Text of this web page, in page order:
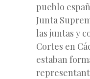
pueblo
Junta
las juntas y
Cortes en
estaban